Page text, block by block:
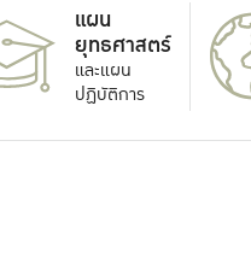
แผน
ยุทธศาสตร์
และแผน
ปฏิบัติการ